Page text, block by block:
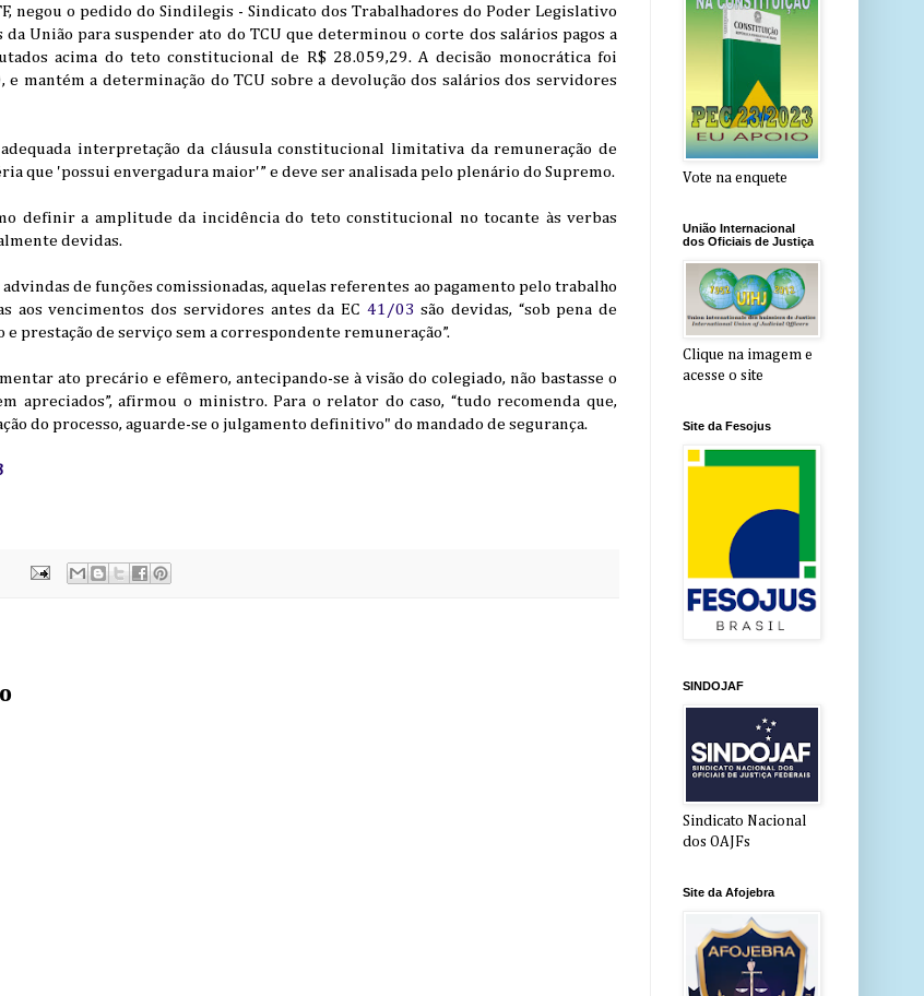
negou o pedido do Sindilegis - Sindicato dos Trabalhadores do Poder Legislativo
União para suspender ato do TCU que determinou o corte dos salários pagos a
acima do teto constitucional de R$ 28.059,29. A decisão monocrática foi
mantém a determinação do TCU sobre a devolução dos salários dos servidores
interpretação da cláusula constitucional limitativa da remuneração de
que 'possui envergadura maior'” e deve ser analisada pelo plenário do Supremo.
definir a amplitude da incidência do teto constitucional no tocante às verbas
devidas.
de funções comissionadas, aquelas referentes ao pagamento pelo trabalho
aos vencimentos dos servidores antes da EC 41/03 são devidas, “sob pena de
prestação de serviço sem a correspondente remuneração”.
ato precário e efêmero, antecipando-se à visão do colegiado, não bastasse o
apreciados”, afirmou o ministro. Para o relator do caso, “tudo recomenda que,
do processo, aguarde-se o julgamento definitivo" do mandado de segurança.
Vote na enquete
União Internacional
dos Oficiais de Justiça
Clique na imagem e
acesse o site
Site da Fesojus
SINDOJAF
Sindicato Nacional
dos OAJFs
Site da Afojebra